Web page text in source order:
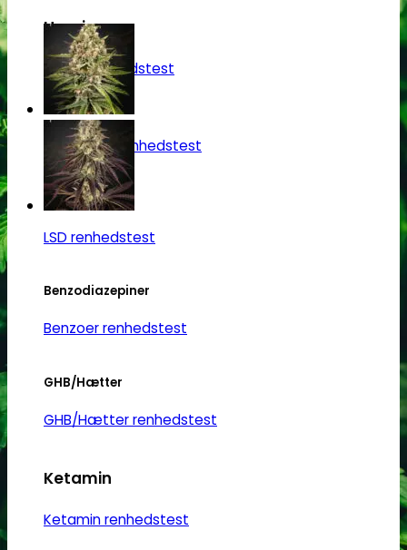
Heroin
Heroin renhedstest
Badesalte
Badesalte renhedstest
LSD
LSD renhedstest
Benzodiazepiner
Benzoer renhedstest
GHB/Hætter
GHB/Hætter renhedstest
Ketamin
Ketamin renhedstest